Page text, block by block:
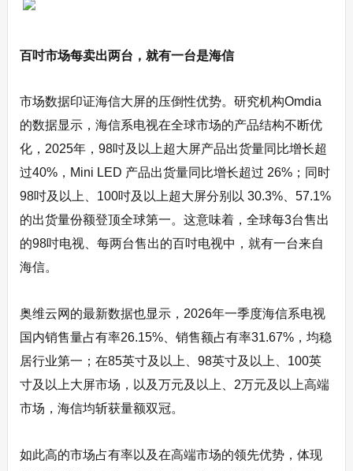
百吋市场每卖出两台，就有一台是海信
市场数据印证海信大屏的压倒性优势。研究机构Omdia
的数据显示，海信系电视在全球市场的产品结构不断优
化，2025年，98吋及以上超大屏产品出货量同比增长超
过40%，Mini LED 产品出货量同比增长超过 26%；同时
98吋及以上、100吋及以上超大屏分别以 30.3%、57.1%
的出货量份额登顶全球第一。这意味着，全球每3台售出
的98吋电视、每两台售出的百吋电视中，就有一台来自
海信。
奥维云网的最新数据也显示，2026年一季度海信系电视
国内销售量占有率26.15%、销售额占有率31.67%，均稳
居行业第一；在85英寸及以上、98英寸及以上、100英
寸及以上大屏市场，以及万元及以上、2万元及以上高端
市场，海信均斩获量额双冠。
如此高的市场占有率以及在高端市场的领先优势，体现